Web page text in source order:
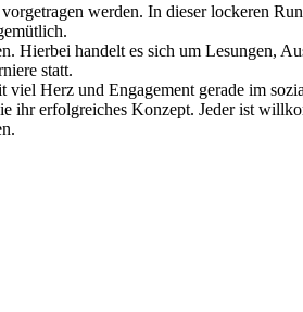
werden. In dieser lockeren
Hierbei handelt es sich um Lesungen,
statt.
Herz und Engagement gerade im
ihr erfolgreiches Konzept. Jeder ist